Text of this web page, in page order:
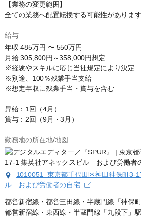
【業務の変更範囲】
全ての業務へ配置転換する可能性があります
給与
年収 485万円 〜 550万円
月給 305,800円～358,000円想定
※経験やスキルに応じ当社規定により決定
※別途、100％残業手当支給
※想定年収に残業手当・賞与を含む
昇給：1回（4月）
賞与：2回（9月・3月）
勤務地の所在地/地図
1010051 東京都千代田区神田神保町3-
ル および労働者の自宅
都営新宿線・都営三田線・半蔵門線「神保
都営新宿線・東西線・半蔵門線「九段下」